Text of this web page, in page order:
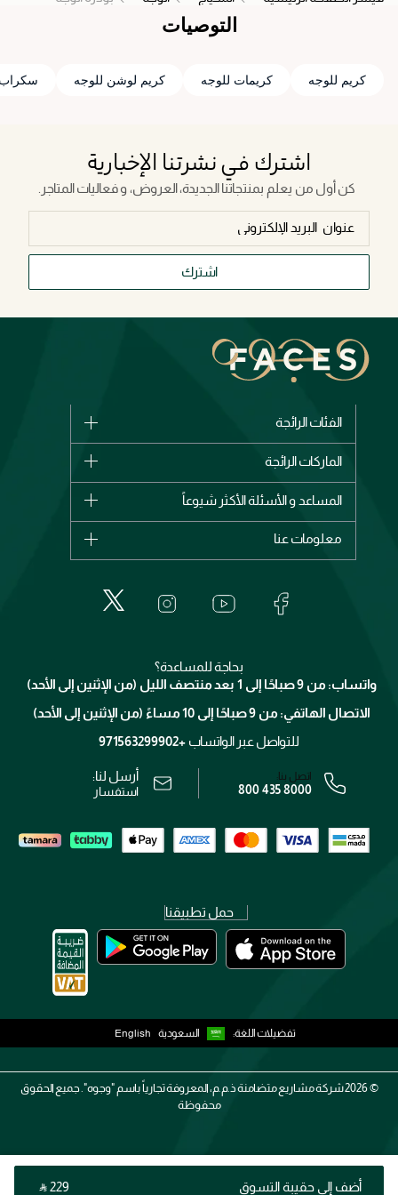
أضف إلى حقيبة التسوق ‎ ⃁ ⁦229⁩ ‎
التوصيات
كريم للوجه كريمات للوجه كريم لوشن للوجه سكراب
اشترك في نشرتنا الإخبارية
كن أول من يعلم بمنتجاتنا الجديدة، العروض، و فعاليات المتاجر.
اشترك
الفئات الرائجة
الأكثر مبيعاً
اشترِ بطاقة هدية
الماركات الرائجة
بربري
إيف سان لوران
المساعد و الأسئلة الأكثر شيوعاً
الإرجاع
معلومات عنا
خدمات المعارض
برنامج الولاء ميوز
الوظائف
الشروط و الأحكام
رقم السجل التجاري: 7013320481 — صادر من وزارة التجارة
بحاجة للمساعدة؟
واتساب: من 9 صباحًا إلى 1 بعد منتصف الليل (من الإثنين إلى الأحد)
الاتصال الهاتفي: من 9 صباحًا إلى 10 مساءً (من الإثنين إلى الأحد)
للتواصل عبر الواتساب +971563299902
اتصل بنا:
800 435 8000
أرسل لنا:
استفسار
حمل تطبيقنا
تفضيلات اللغة: السعودية English
2026 ©شركة مشاريع متضامنة ذ.م.م، المعروفة تجارياً باسم "وجوه". جميع الحقوق
محفوظة